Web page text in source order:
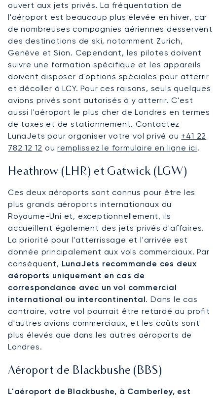
ouvert aux jets privés. La fréquentation de
l'aéroport est beaucoup plus élevée en hiver, car
de nombreuses compagnies aériennes desservent
des destinations de ski, notamment Zurich,
Genève et Sion. Cependant, les pilotes doivent
suivre une formation spécifique et les appareils
doivent disposer d'options spéciales pour atterrir
et décoller à LCY. Pour ces raisons, seuls quelques
avions privés sont autorisés à y atterrir. C'est
aussi l'aéroport le plus cher de Londres en termes
de taxes et de stationnement. Contactez
LunaJets pour organiser votre vol privé au +41 22
782 12 12 ouremplissez le formulaire en ligne ici.
Heathrow (LHR) et Gatwick (LGW)
Ces deux aéroports sont connus pour être les
plus grands aéroports internationaux du
Royaume-Uni et, exceptionnellement, ils
accueillent également des jets privés d'affaires.
La priorité pour l'atterrissage et l'arrivée est
donnée principalement aux vols commerciaux. Par
conséquent, LunaJets recommande ces deux
aéroports uniquement en cas de
correspondance avec un vol commercial
international ou intercontinental. Dans le cas
contraire, votre vol pourrait être retardé au profit
d'autres avions commerciaux, et les coûts sont
plus élevés que dans les autres aéroports de
Londres.
Aéroport de Blackbushe (BBS)
L'aéroport de Blackbushe, à Camberley, est